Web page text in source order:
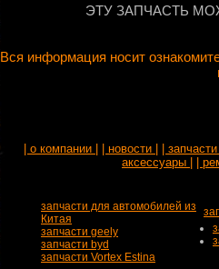
ЭТУ ЗАПЧАСТЬ
Вся информация носит
| о компании | | новости |
|
аксессуары |
|
запчасти для автомобилей из
Китая
запчасти geely
запчасти byd
запчасти Vortex Estina